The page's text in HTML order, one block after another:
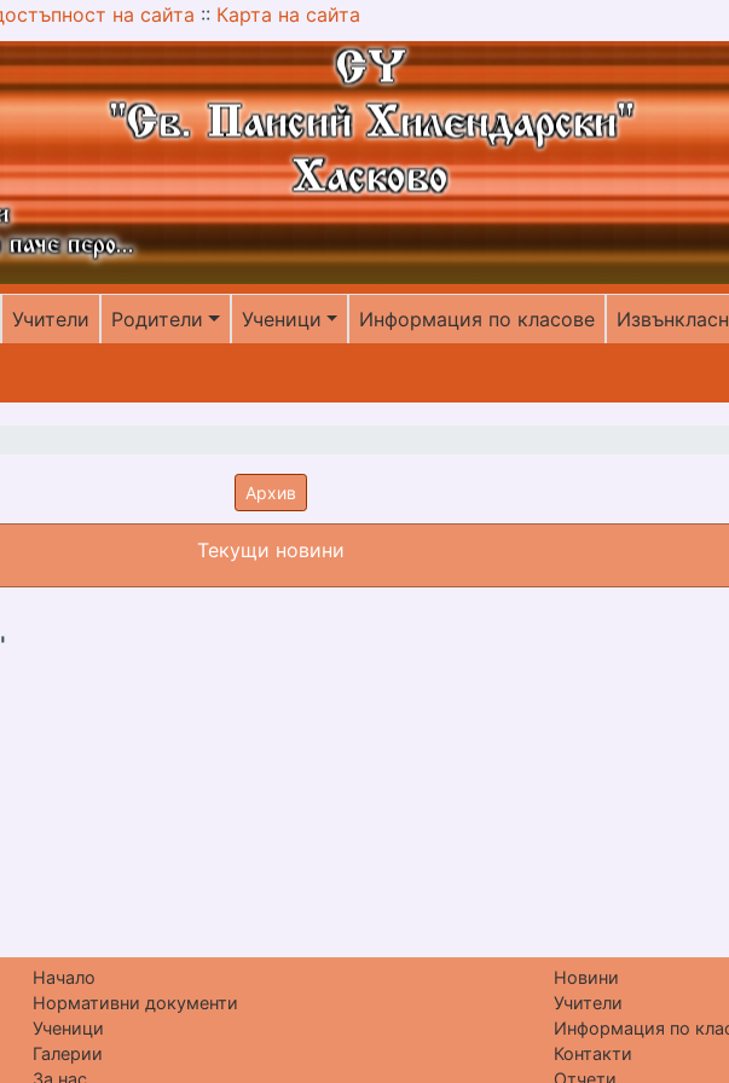
на сайта :: Карта на сайта
Учители Родители Ученици Информация по класове
Архив
Текущи новини
Начало
Новини
Нормативни документи
Учители
Ученици
Информация по
Галерии
Контакти
За нас Отчети